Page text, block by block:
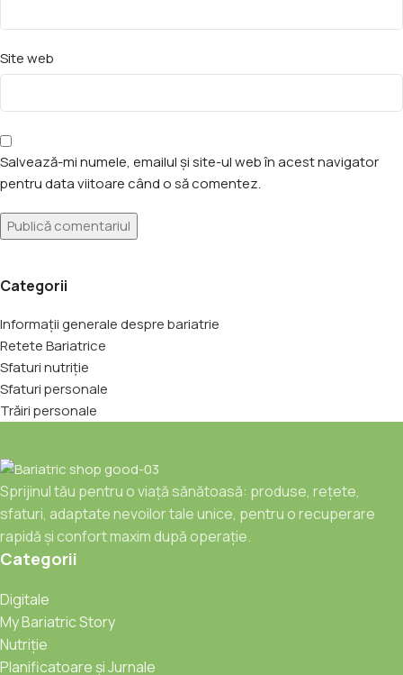
Site web
Salvează-mi numele, emailul și site-ul web în acest navigator
pentru data viitoare când o să comentez.
Categorii
Informații generale despre bariatrie
Retete Bariatrice
Sfaturi nutriție
Sfaturi personale
Trăiri personale
Sprijinul tău pentru o viață sănătoasă: produse, rețete,
sfaturi, adaptate nevoilor tale unice, pentru o recuperare
rapidă și confort maxim după operație.
Categorii
Digitale
My Bariatric Story
Nutriție
Planificatoare și Jurnale